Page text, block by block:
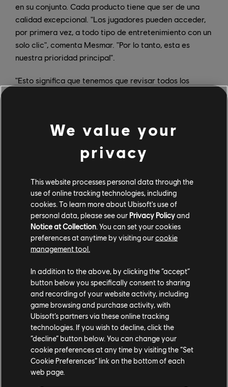
en su conjunto. Cada producto tiene que ser de una
calidad excepcional. "Los jugadores pueden acceder,
por primera vez, a todo tipo de entretenimiento con un
solo clic", comenta Mesmar. "Por lo tanto, esta es
nuestra prioridad principal".
"Esto significa que tenemos que revisar todos los
lanzamiento y mantenerlos en forma durante todo su
examinando los postmortem de los juegos ya
métodos y flujos de trabajo".
Los comentarios de los compañeros son muy
importantes. Además, los grupos de expertos que
trabajan en diferentes campos tendrán la oportunidad
de revisar los juegos de Ubisoft de forma autónoma.
"Queremos comentarios sobre absolutamente todos
los aspectos de estos juegos, pues es lo mejor para
ellos".
Esta nueva visión creativa se acompaña del firme
reconocimiento de que no todos los juegos tienen que
hacerlo todo a todos los niveles. El enfoque es
importante. "Como creadores de juegos, tenemos que
aceptar que ya no podemos crear juegos para todos",
explica Mesmar. "En mi opinión, que un juego se oriente
We value your
privacy
This website processes personal data through the
use of online tracking technologies, including
cookies. To learn more about Ubisoft's use of
personal data, please see our Privacy Policyand
Notice at Collection . You can set your cookies
preferences at anytime by visiting ourcookie
management tool.
In addition to the above, by clicking the “accept”
button below you specifically consent to sharing
and recording of your website activity, including
game browsing and purchase activity, with
Ubisoft’s partners via these online tracking
technologies. If you wish to decline, click the
“decline” button below. You can change your
cookie preferences at any time by visiting the “Set
Cookie Preferences” link on the bottom of each
web page.